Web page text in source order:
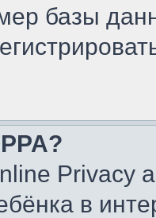
базы
Privacy
в